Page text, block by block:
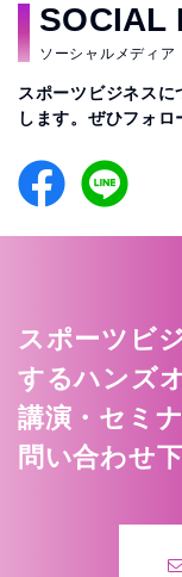
SOCIAL
ソーシャルメディア
スポーツビジネス
します。 ぜひフォロ
スポーツビ
するハンズ
講演・セミ
問い合わせ